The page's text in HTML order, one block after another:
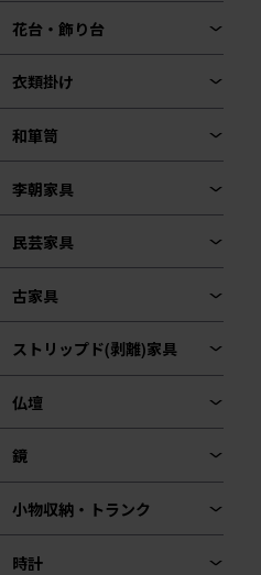
花台・飾り台
衣類掛け
和箪笥
李朝家具
民芸家具
古家具
ストリップド(剥離)家具
仏壇
鏡
小物収納・トランク
時計